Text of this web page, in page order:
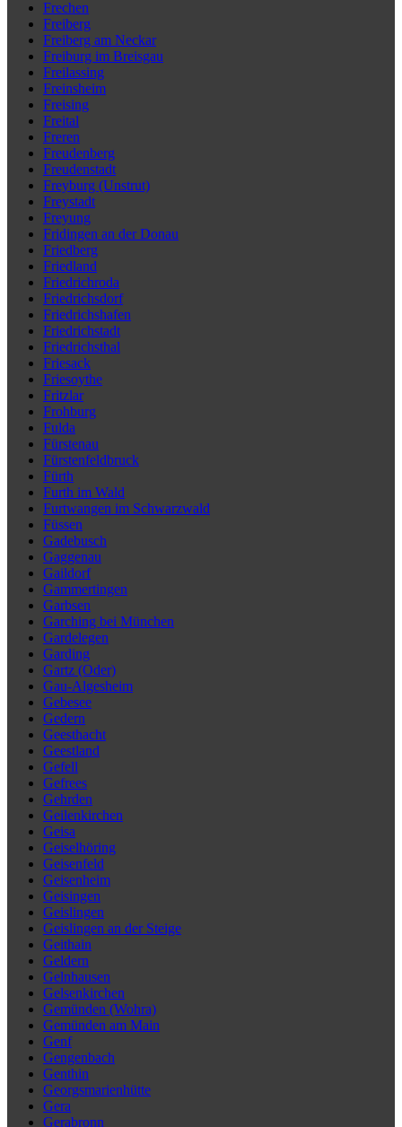
Frechen
Freiberg
Freiberg am Neckar
Freiburg im Breisgau
Freilassing
Freinsheim
Freising
Freital
Freren
Freudenberg
Freudenstadt
Freyburg (Unstrut)
Freystadt
Freyung
Fridingen an der Donau
Friedberg
Friedland
Friedrichroda
Friedrichsdorf
Friedrichshafen
Friedrichstadt
Friedrichsthal
Friesack
Friesoythe
Fritzlar
Frohburg
Fulda
Fürstenau
Fürstenfeldbruck
Fürth
Furth im Wald
Furtwangen im Schwarzwald
Füssen
Gadebusch
Gaggenau
Gaildorf
Gammertingen
Garbsen
Garching bei München
Gardelegen
Garding
Gartz (Oder)
Gau-Algesheim
Gebesee
Gedern
Geesthacht
Geestland
Gefell
Gefrees
Gehrden
Geilenkirchen
Geisa
Geiselhöring
Geisenfeld
Geisenheim
Geisingen
Geislingen
Geislingen an der Steige
Geithain
Geldern
Gelnhausen
Gelsenkirchen
Gemünden (Wohra)
Gemünden am Main
Genf
Gengenbach
Genthin
Georgsmarienhütte
Gera
Gerabronn